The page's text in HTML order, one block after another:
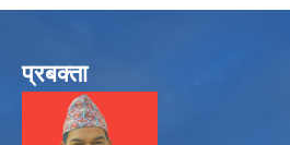
प्रबक्ता